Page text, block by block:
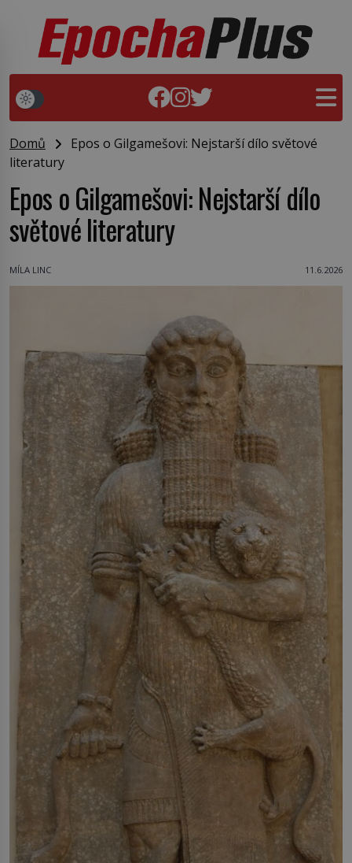
Domů
Epos o Gilgamešovi: Nejstarší dílo světové
literatury
Epos o Gilgamešovi: Nejstarší dílo
světové literatury
MÍLA LINC 11.6.2026